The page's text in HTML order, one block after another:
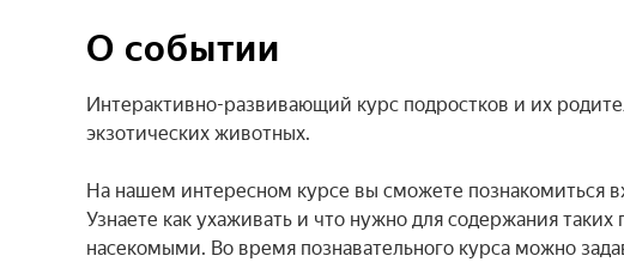
О событии
Интерактивно-развивающий курс подростков и их
экзотических животных.
На нашем интересном курсе вы сможете познакомиться
Узнаете как ухаживать и что нужно для содержания
насекомыми. Во время познавательного курса можно